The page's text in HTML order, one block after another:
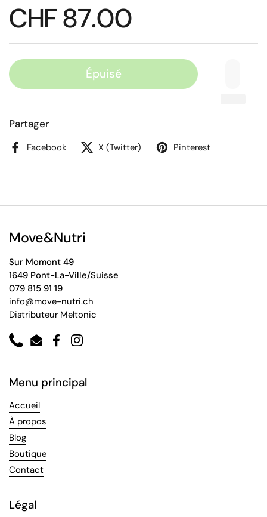
CHF 87.00
Épuisé
Partager
Facebook X (Twitter) Pinterest
Move&Nutri
Sur Momont 49
1649 Pont-La-Ville/Suisse
079 815 91 19
info@move-nutri.ch
Distributeur Meltonic
PhoneEmailFacebookInstagram
Menu principal
Accueil
À propos
Blog
Boutique
Contact
Légal